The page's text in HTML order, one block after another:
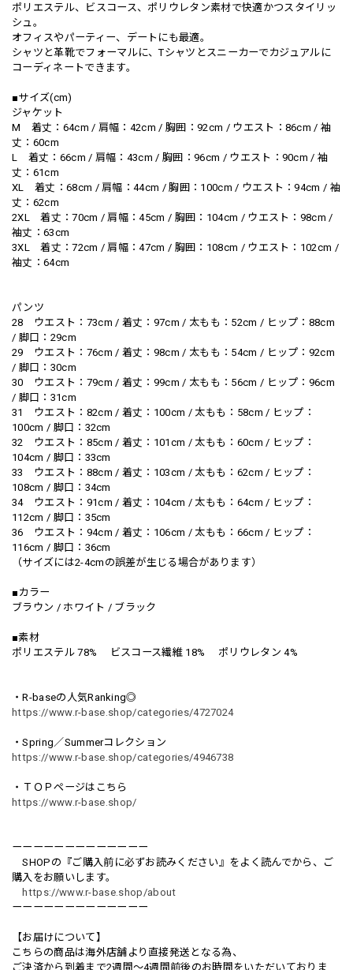
ポリエステル、ビスコース、ポリウレタン素材で快適かつスタイリッ
シュ。
オフィスやパーティー、デートにも最適。
シャツと革靴でフォーマルに、Tシャツとスニーカーでカジュアルに
コーディネートできます。
■サイズ(cm)
ジャケット
M 着丈：64cm / 肩幅：42cm / 胸囲：92cm / ウエスト：86cm / 袖
丈：60cm
L 着丈：66cm / 肩幅：43cm / 胸囲：96cm / ウエスト：90cm / 袖
丈：61cm
XL 着丈：68cm / 肩幅：44cm / 胸囲：100cm / ウエスト：94cm / 袖
丈：62cm
2XL 着丈：70cm / 肩幅：45cm / 胸囲：104cm / ウエスト：98cm /
袖丈：63cm
3XL 着丈：72cm / 肩幅：47cm / 胸囲：108cm / ウエスト：102cm /
袖丈：64cm
パンツ
28 ウエスト：73cm / 着丈：97cm / 太もも：52cm / ヒップ：88cm
/ 脚口：29cm
29 ウエスト：76cm / 着丈：98cm / 太もも：54cm / ヒップ：92cm
/ 脚口：30cm
30 ウエスト：79cm / 着丈：99cm / 太もも：56cm / ヒップ：96cm
/ 脚口：31cm
31 ウエスト：82cm / 着丈：100cm / 太もも：58cm / ヒップ：
100cm / 脚口：32cm
32 ウエスト：85cm / 着丈：101cm / 太もも：60cm / ヒップ：
104cm / 脚口：33cm
33 ウエスト：88cm / 着丈：103cm / 太もも：62cm / ヒップ：
108cm / 脚口：34cm
34 ウエスト：91cm / 着丈：104cm / 太もも：64cm / ヒップ：
112cm / 脚口：35cm
36 ウエスト：94cm / 着丈：106cm / 太もも：66cm / ヒップ：
116cm / 脚口：36cm
（サイズには2-4cmの誤差が生じる場合があります）
■カラー
ブラウン / ホワイト / ブラック
■素材
ポリエステル 78% ビスコース繊維 18% ポリウレタン 4%
・R-baseの人気Ranking◎
https://www.r-base.shop/categories/4727024
・Spring／Summerコレクション
https://www.r-base.shop/categories/4946738
・ＴＯＰページはこちら
https://www.r-base.shop/
ーーーーーーーーーーーーー
SHOPの『ご購入前に必ずお読みください』をよく読んでから、ご
購入をお願いします。
https://www.r-base.shop/about
ーーーーーーーーーーーーー
【お届けについて】
こちらの商品は海外店舗より直接発送となる為、
ご決済から到着まで2週間〜4週間前後のお時間をいただいておりま